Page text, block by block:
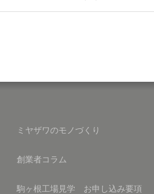
ミヤザワのモノづくり
創業者コラム
駒ヶ根工場見学 お申し込み要項